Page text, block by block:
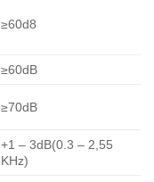
≥60d8
≥60dB
≥70dB
+1 – 3dB(0.3 – 2,55
KHz)